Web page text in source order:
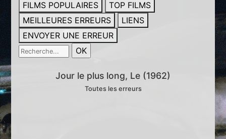
FILMS POPULAIRES
TOP FILMS
MEILLEURES ERREURS
LIENS
ENVOYER UNE ERREUR
Jour le plus long, Le (1962)
Toutes les erreurs